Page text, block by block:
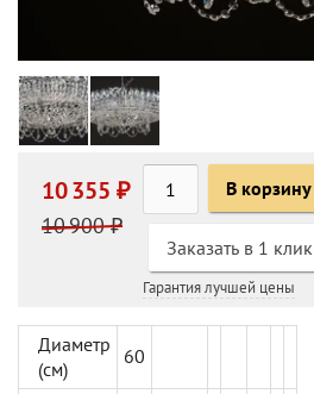
10 355 ₽
10 900 ₽
В корзину
Заказать в 1 клик
Гарантия лучшей цены
Диаметр
(см)
60